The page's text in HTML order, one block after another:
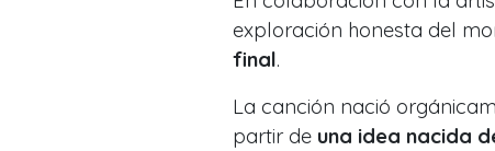
exploración honesta del
final.
La canción nació
partir de una idea nacida